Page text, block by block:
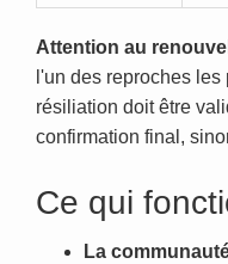
Attention au
l'un des reproches
résiliation doit être
confirmation final,
Ce qui
La